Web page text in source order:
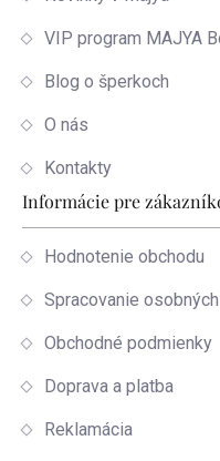
VIP program MAJYA
Blog o šperkoch
O nás
Kontakty
Informácie pre
Hodnotenie obchodu
Spracovanie
Obchodné podmienky
Doprava a platba
Reklamácia